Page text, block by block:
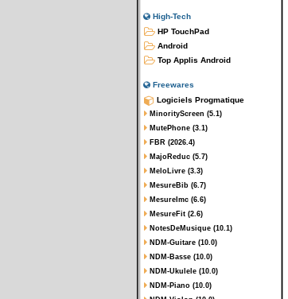
High-Tech
HP TouchPad
Android
Top Applis Android
Freewares
Logiciels Progmatique
MinorityScreen (5.1)
MutePhone (3.1)
FBR (2026.4)
MajoReduc (5.7)
MeloLivre (3.3)
MesureBib (6.7)
MesureImc (6.6)
MesureFit (2.6)
NotesDeMusique (10.1)
NDM-Guitare (10.0)
NDM-Basse (10.0)
NDM-Ukulele (10.0)
NDM-Piano (10.0)